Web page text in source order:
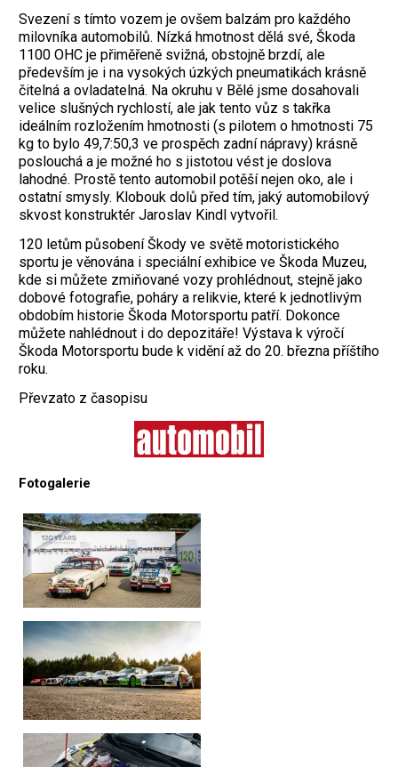
Svezení s tímto vozem je ovšem balzám pro každého
milovníka automobilů. Nízká hmotnost dělá své, Škoda
1100 OHC je přiměřeně svižná, obstojně brzdí, ale
především je i na vysokých úzkých pneumatikách krásně
čitelná a ovladatelná. Na okruhu v Bělé jsme dosahovali
velice slušných rychlostí, ale jak tento vůz s takřka
ideálním rozložením hmotnosti (s pilotem o hmotnosti 75
kg to bylo 49,7:50,3 ve prospěch zadní nápravy) krásně
poslouchá a je možné ho s jistotou vést je doslova
lahodné. Prostě tento automobil potěší nejen oko, ale i
ostatní smysly. Klobouk dolů před tím, jaký automobilový
skvost konstruktér Jaroslav Kindl vytvořil.
120 letům působení Škody ve světě motoristického
sportu je věnována i speciální exhibice ve Škoda Muzeu,
kde si můžete zmiňované vozy prohlédnout, stejně jako
dobové fotografie, poháry a relikvie, které k jednotlivým
obdobím historie Škoda ­Motorsportu patří. Dokonce
můžete nahlédnout i do depozitáře! Výstava k výročí
Škoda Motorsportu bude k vidění až do 20. března příštího
roku.
Převzato z časopisu
Fotogalerie